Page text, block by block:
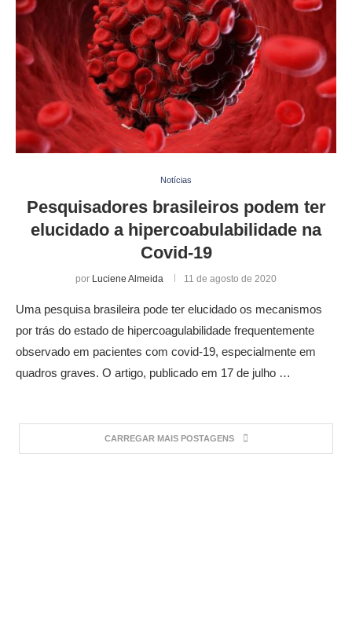
Notícias
Pesquisadores brasileiros podem ter
elucidado a hipercoabulabilidade na
Covid-19
por Luciene Almeida 11 de agosto de 2020
Uma pesquisa brasileira pode ter elucidado os mecanismos
por trás do estado de hipercoagulabilidade frequentemente
observado em pacientes com covid-19, especialmente em
quadros graves. O artigo, publicado em 17 de julho …
CARREGAR MAIS POSTAGENS